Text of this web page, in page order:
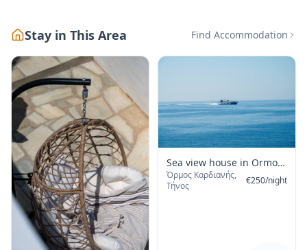
Stay in This Area Find Accommodation
Sea view house in Ormos
Giannaki
Όρμος Καρδιανής,
Τήνος
€250/night